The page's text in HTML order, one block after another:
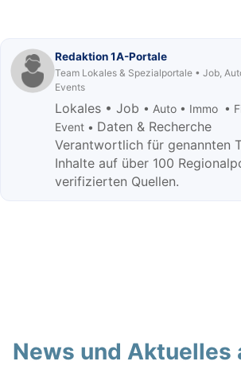
Redaktion 1A-Portale
Team Lokales & Spezialportale • Job,
Events
Lokales • Job • Auto • Immo •
Event • Daten & Recherche
Verantwortlich für genannten
Inhalte auf über 100
verifizierten Quellen.
News und Aktuelles